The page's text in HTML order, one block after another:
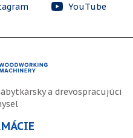
YouTube
a drevospracujúci